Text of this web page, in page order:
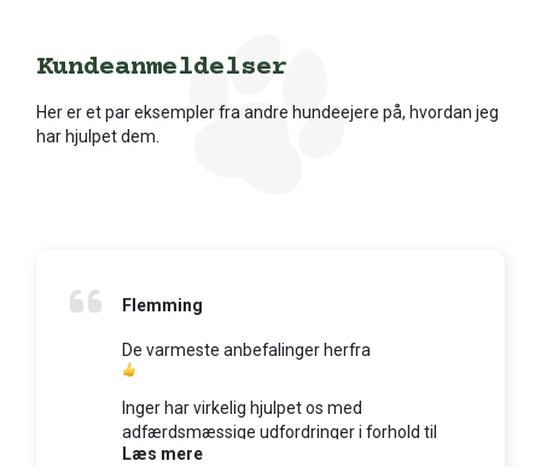
Kundeanmeldelser
Her er et par eksempler fra andre hundeejere på, hvordan jeg
har hjulpet dem.
Flemming
De varmeste anbefalinger herfra
Inger har virkelig hjulpet os med
adfærdsmæssige udfordringer i forhold til
vores hunde
Læs mere